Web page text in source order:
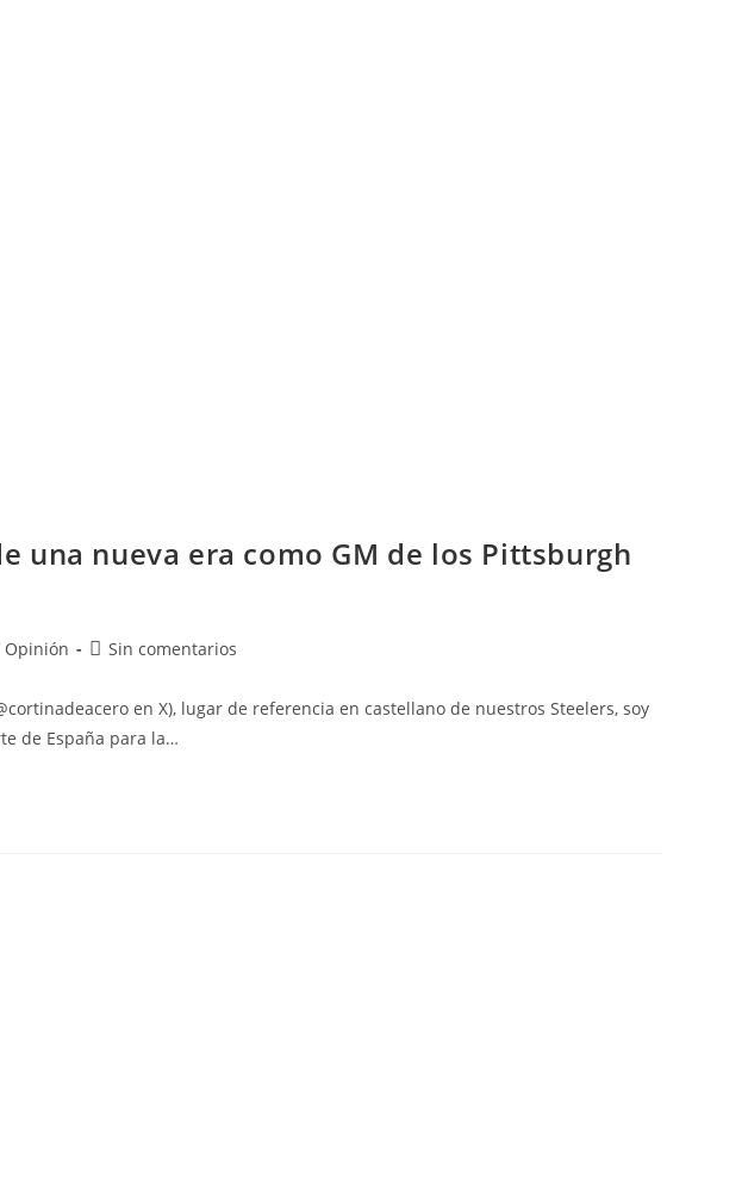
una nueva era como GM de los Pittsburgh
Opinión Sin comentarios
en X), lugar de referencia en castellano de nuestros Steelers, soy
de España para la…